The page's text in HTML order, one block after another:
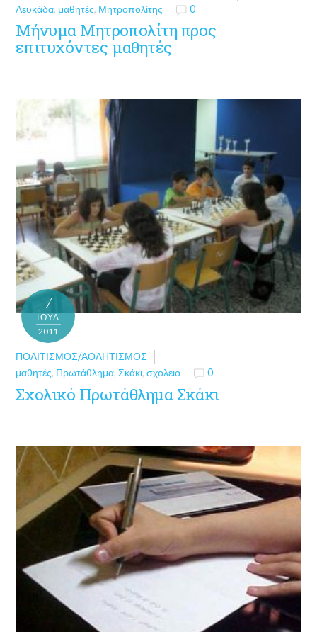
Λευκάδα, μαθητές, Μητροπολίτης 0
Μήνυμα Μητροπολίτη προς
επιτυχόντες μαθητές
7
ΙΟΎΛ
2011
ΠΟΛΙΤΙΣΜΌΣ/ΑΘΛΗΤΙΣΜΌΣ
μαθητές, Πρωτάθλημα,Σκάκι,σχολειο 0
Σχολικό Πρωτάθλημα Σκάκι